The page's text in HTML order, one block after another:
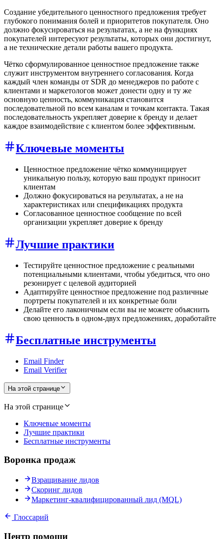
Создание убедительного ценностного предложения требует
глубокого понимания болей и приоритетов покупателя. Оно
должно фокусироваться на результатах, а не на функциях
покупателей интересуют результаты, которых они достигнут,
а не технические детали работы вашего продукта.
Чётко сформулированное ценностное предложение также
служит инструментом внутреннего согласования. Когда
каждый член команды от SDR до менеджеров по работе с
клиентами и маркетологов может донести одну и ту же
основную ценность, коммуникация становится
последовательной по всем каналам и точкам контакта. Такая
последовательность укрепляет доверие к бренду и делает
каждое взаимодействие с клиентом более эффективным.
Ключевые моменты
Ценностное предложение чётко коммуницирует
уникальную пользу, которую ваш продукт приносит
клиентам
Должно фокусироваться на результатах, а не на
характеристиках или спецификациях продукта
Согласованное ценностное сообщение по всей
организации укрепляет доверие к бренду
Лучшие практики
Тестируйте ценностное предложение с реальными
потенциальными клиентами, чтобы убедиться, что оно
резонирует с целевой аудиторией
Адаптируйте ценностное предложение под различные
портреты покупателей и их конкретные боли
Делайте его лаконичным если вы не можете объяснить
свою ценность в одном-двух предложениях, доработайте
Бесплатные инструменты
Email Finder
Email Verifier
На этой странице
На этой странице
Ключевые моменты
Лучшие практики
Бесплатные инструменты
Воронка продаж
Взращивание лидов
Скоринг лидов
Маркетинг-квалифицированный лид (MQL)
Глоссарий
Центр помощи